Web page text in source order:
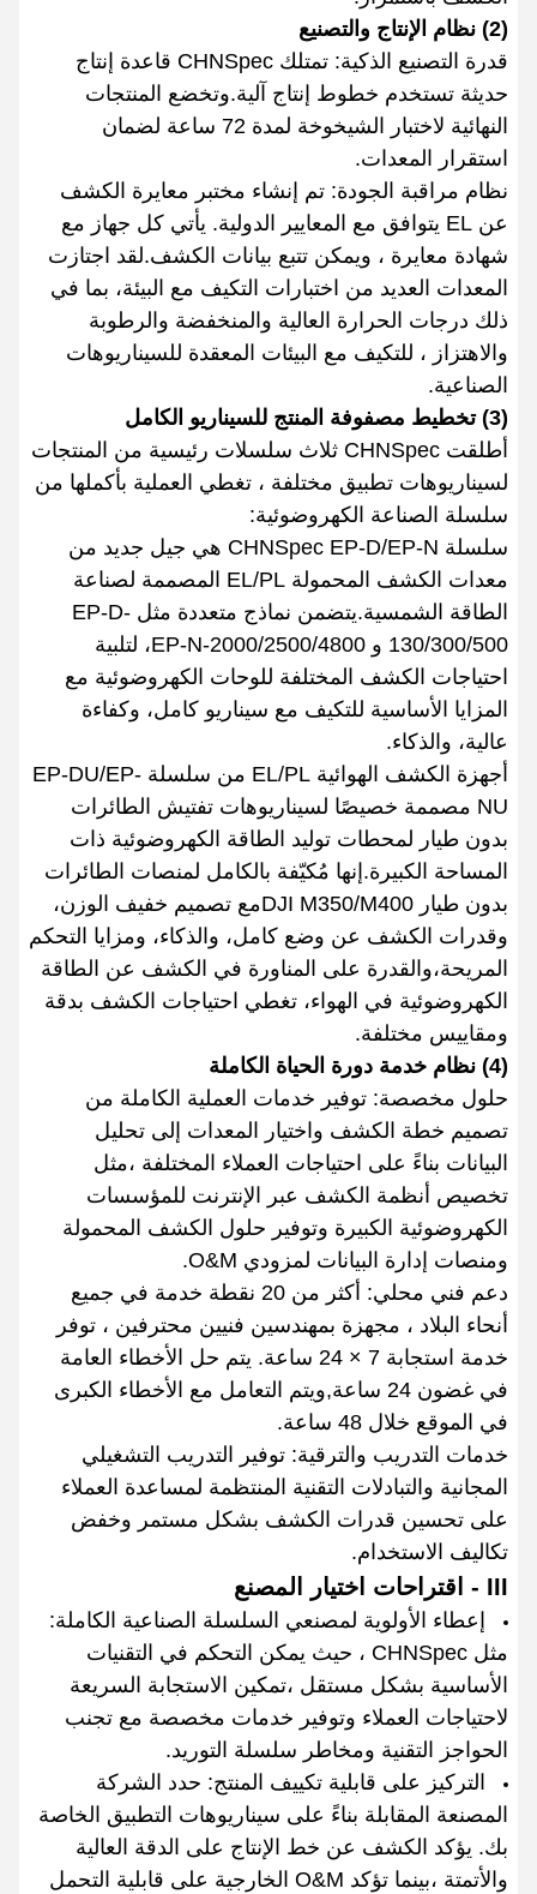
(2) نظام الإنتاج والتصنيع
قدرة التصنيع الذكية: تمتلك CHNSpec قاعدة إنتاج
حديثة تستخدم خطوط إنتاج آلية.وتخضع المنتجات
النهائية لاختبار الشيخوخة لمدة 72 ساعة لضمان
استقرار المعدات.
نظام مراقبة الجودة: تم إنشاء مختبر معايرة الكشف
عن EL يتوافق مع المعايير الدولية. يأتي كل جهاز مع
شهادة معايرة ، ويمكن تتبع بيانات الكشف.لقد اجتازت
المعدات العديد من اختبارات التكيف مع البيئة، بما في
ذلك درجات الحرارة العالية والمنخفضة والرطوبة
والاهتزاز ، للتكيف مع البيئات المعقدة للسيناريوهات
الصناعية.
(3) تخطيط مصفوفة المنتج للسيناريو الكامل
أطلقت CHNSpec ثلاث سلسلات رئيسية من المنتجات
لسيناريوهات تطبيق مختلفة ، تغطي العملية بأكملها من
سلسلة الصناعة الكهروضوئية:
سلسلة CHNSpec EP-D/EP-N هي جيل جديد من
معدات الكشف المحمولة EL/PL المصممة لصناعة
الطاقة الشمسية.يتضمن نماذج متعددة مثل EP-D-
130/300/500 و EP-N-2000/2500/4800، لتلبية
احتياجات الكشف المختلفة للوحات الكهروضوئية مع
المزايا الأساسية للتكيف مع سيناريو كامل، وكفاءة
عالية، والذكاء.
أجهزة الكشف الهوائية EL/PL من سلسلة EP-DU/EP-
NU مصممة خصيصًا لسيناريوهات تفتيش الطائرات
بدون طيار لمحطات توليد الطاقة الكهروضوئية ذات
المساحة الكبيرة.إنها مُكيّفة بالكامل لمنصات الطائرات
بدون طيار DJI M350/M400مع تصميم خفيف الوزن،
وقدرات الكشف عن وضع كامل، والذكاء، ومزايا التحكم
المريحة،والقدرة على المناورة في الكشف عن الطاقة
الكهروضوئية في الهواء، تغطي احتياجات الكشف بدقة
ومقاييس مختلفة.
(4) نظام خدمة دورة الحياة الكاملة
حلول مخصصة: توفير خدمات العملية الكاملة من
تصميم خطة الكشف واختيار المعدات إلى تحليل
البيانات بناءً على احتياجات العملاء المختلفة ،مثل
تخصيص أنظمة الكشف عبر الإنترنت للمؤسسات
الكهروضوئية الكبيرة وتوفير حلول الكشف المحمولة
ومنصات إدارة البيانات لمزودي O&M.
دعم فني محلي: أكثر من 20 نقطة خدمة في جميع
أنحاء البلاد ، مجهزة بمهندسين فنيين محترفين ، توفر
خدمة استجابة 7 × 24 ساعة. يتم حل الأخطاء العامة
في غضون 24 ساعة,ويتم التعامل مع الأخطاء الكبرى
في الموقع خلال 48 ساعة.
خدمات التدريب والترقية: توفير التدريب التشغيلي
المجانية والتبادلات التقنية المنتظمة لمساعدة العملاء
على تحسين قدرات الكشف بشكل مستمر وخفض
تكاليف الاستخدام.
III - اقتراحات اختيار المصنع
إعطاء الأولوية لمصنعي السلسلة الصناعية الكاملة:
مثل CHNSpec ، حيث يمكن التحكم في التقنيات
الأساسية بشكل مستقل ،تمكين الاستجابة السريعة
لاحتياجات العملاء وتوفير خدمات مخصصة مع تجنب
الحواجز التقنية ومخاطر سلسلة التوريد.
التركيز على قابلية تكييف المنتج: حدد الشركة
المصنعة المقابلة بناءً على سيناريوهات التطبيق الخاصة
بك. يؤكد الكشف عن خط الإنتاج على الدقة العالية
والأتمتة ،بينما تؤكد O&M الخارجية على قابلية التحمل